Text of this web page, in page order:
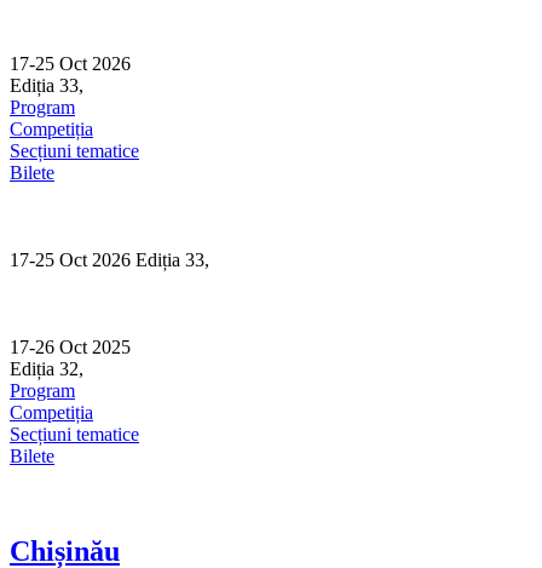
content
17-25 Oct 2026
Ediția 33,
Program
Competiția
Secțiuni tematice
Bilete
17-25 Oct 2026 Ediția 33,
17-26 Oct 2025
Ediția 32,
Program
Competiția
Secțiuni tematice
Bilete
Chișinău